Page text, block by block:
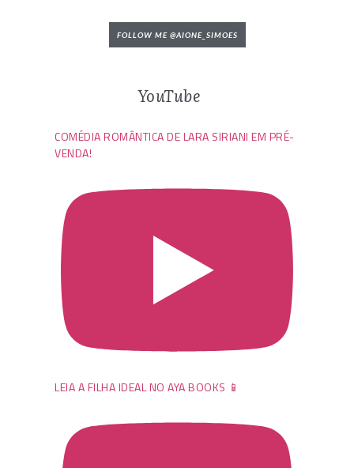
FOLLOW ME @AIONE_SIMOES
YouTube
COMÉDIA ROMÂNTICA DE LARA SIRIANI EM PRÉ-
VENDA!
LEIA A FILHA IDEAL NO AYA BOOKS 📱